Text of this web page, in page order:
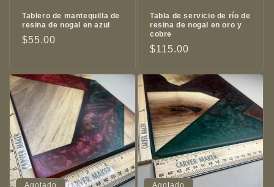
Tablero de mantequilla de
resina de nogal en azul
Precio
$55.00
Tabla de servicio de río de
resina de nogal en oro y
cobre
Precio
$115.00